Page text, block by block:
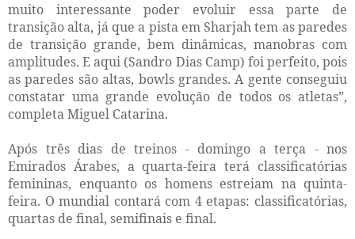
muito interessante poder evoluir essa parte de
transição alta, já que a pista em Sharjah tem as paredes
de transição grande, bem dinâmicas, manobras com
amplitudes. E aqui (Sandro Dias Camp) foi perfeito, pois
as paredes são altas, bowls grandes. A gente conseguiu
constatar uma grande evolução de todos os atletas”,
completa Miguel Catarina.
Após três dias de treinos - domingo a terça - nos
Emirados Árabes, a quarta-feira terá classificatórias
femininas, enquanto os homens estreiam na quinta-
feira. O mundial contará com 4 etapas: classificatórias,
quartas de final, semifinais e final.